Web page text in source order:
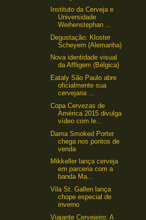
Instituto da Cerveja e
Universidade
Weihenstephan ...
Degustação: Kloster
Scheyern (Alemanha)
Nova identidade visual
da Affligem (Bélgica)
Eataly São Paulo abre
oficialmente sua
cervejaria ...
Copa Cervezas de
América 2015 divulga
vídeo com le...
Dama Smoked Porter
chega nos pontos de
venda
Mikkeller lança cerveja
em parceria com a
banda Ma...
Vila St. Gallen lança
chope especial de
inverno
Viajante Cervejeiro: A